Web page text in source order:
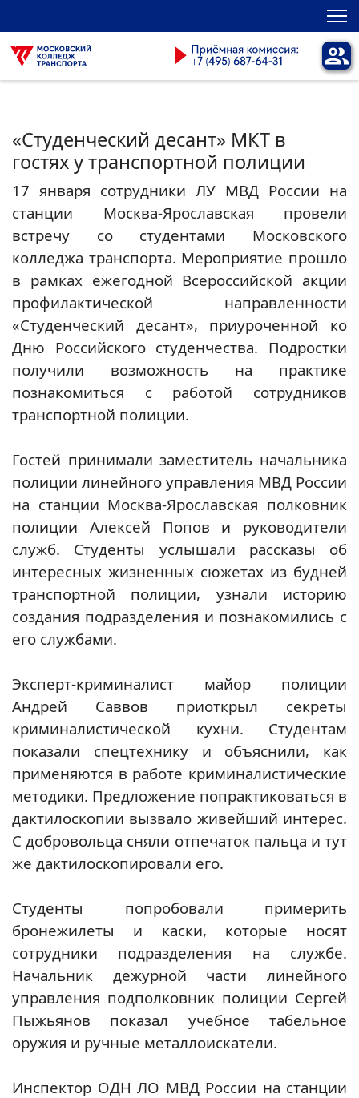
«Студенческий десант» МКТ в
гостях у транспортной полиции
17 января сотрудники ЛУ МВД России на
станции Москва-Ярославская провели
встречу со студентами Московского
колледжа транспорта. Мероприятие прошло
в рамках ежегодной Всероссийской акции
профилактической направленности
«Студенческий десант», приуроченной ко
Дню Российского студенчества. Подростки
получили возможность на практике
познакомиться с работой сотрудников
транспортной полиции.
Гостей принимали заместитель начальника
полиции линейного управления МВД России
на станции Москва-Ярославская полковник
полиции Алексей Попов и руководители
служб. Студенты услышали рассказы об
интересных жизненных сюжетах из будней
транспортной полиции, узнали историю
создания подразделения и познакомились с
его службами.
Эксперт-криминалист майор полиции
Андрей Саввов приоткрыл секреты
криминалистической кухни. Студентам
показали спецтехнику и объяснили, как
применяются в работе криминалистические
методики. Предложение попрактиковаться в
дактилоскопии вызвало живейший интерес.
С добровольца сняли отпечаток пальца и тут
же дактилоскопировали его.
Студенты попробовали примерить
бронежилеты и каски, которые носят
сотрудники подразделения на службе.
Начальник дежурной части линейного
управления подполковник полиции Сергей
Пыжьянов показал учебное табельное
оружия и ручные металлоискатели.
Инспектор ОДН ЛО МВД России на станции